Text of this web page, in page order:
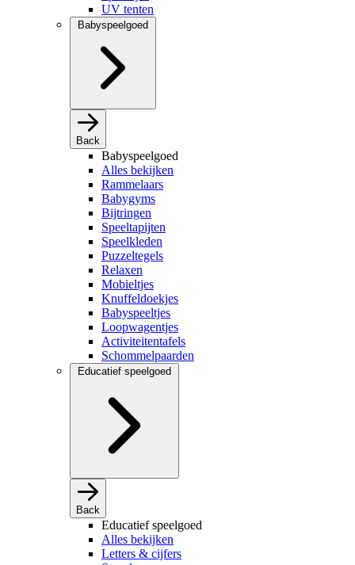
UV tenten
Babyspeelgoed
Back
Babyspeelgoed
Alles bekijken
Rammelaars
Babygyms
Bijtringen
Speeltapijten
Speelkleden
Puzzeltegels
Relaxen
Mobieltjes
Knuffeldoekjes
Babyspeeltjes
Loopwagentjes
Activiteitentafels
Schommelpaarden
Educatief speelgoed
Back
Educatief speelgoed
Alles bekijken
Letters & cijfers